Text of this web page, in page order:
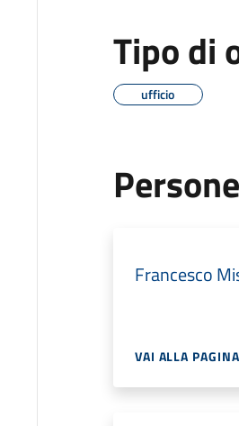
Tipo di
ufficio
Francesco
VAI ALLA PAGINA